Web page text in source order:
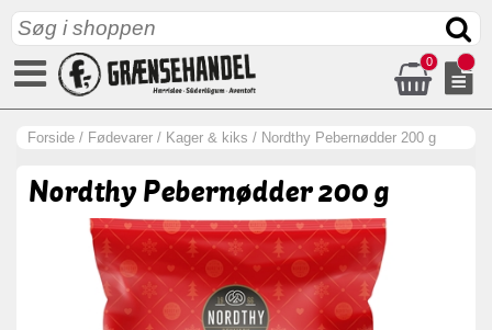
0
Forside / Fødevarer / Kager & kiks / Nordthy Pebernødder 200 g
Nordthy Pebernødder 200 g